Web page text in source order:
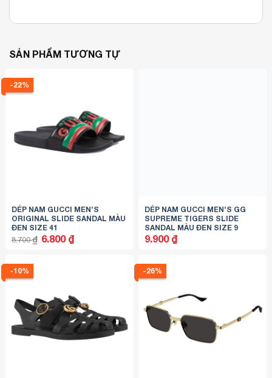
SẢN PHẨM TƯƠNG TỰ
-22%
DÉP NAM GUCCI MEN’S
ORIGINAL SLIDE SANDAL MÀU
ĐEN SIZE 41
8.700₫ Giá
gốc
6.800 ₫Giá
hiện
DÉP NAM GUCCI MEN’S GG
SUPREME TIGERS SLIDE
SANDAL MÀU ĐEN SIZE 9
9.900 ₫
-10% -26%